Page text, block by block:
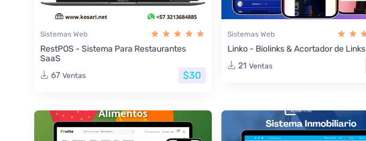
Sistemas Web
RestPOS - Sistema Para Restaurantes
SaaS
67 Ventas $30
Sistemas Web
Linko - Biolinks & Acortador de Links
21 Ventas